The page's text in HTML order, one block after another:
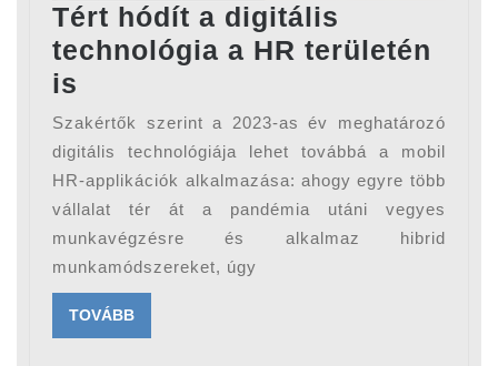
Tért hódít a digitális
technológia a HR területén
is
hódít
a
digitális
technológia
a
HR
területén
is
Szakértők szerint a 2023-as év meghatározó
digitális technológiája lehet továbbá a mobil
HR-applikációk alkalmazása: ahogy egyre több
vállalat tér át a pandémia utáni vegyes
munkavégzésre és alkalmaz hibrid
munkamódszereket, úgy
TOVÁBBTOVÁBB